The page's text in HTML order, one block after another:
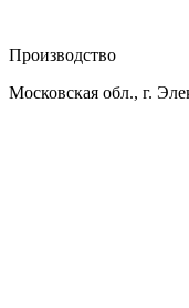
Производство
Московская обл., г.